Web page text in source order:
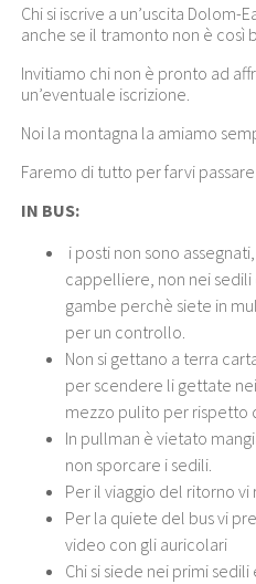
Chi si iscrive a un’uscita
anche se il tramonto non è così
Invitiamo chi non è pronto ad
un’eventuale iscrizione.
Noi la montagna la amiamo
Faremo di tutto per farvi
IN BUS:
i posti non sono
cappelliere, non nei
gambe perchè siete in
per un controllo.
Non si gettano a terra
per scendere li gettate
mezzo pulito per rispetto
In pullman è vietato
non sporcare i sedili.
Per il viaggio del ritorno
Per la quiete del bus vi
video con gli auricolari
Chi si siede nei primi